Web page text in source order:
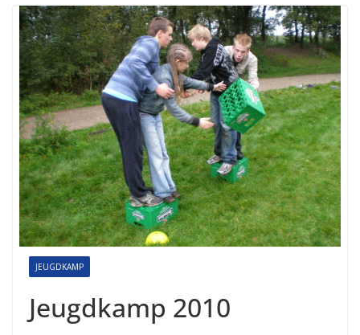
JEUGDKAMP
Jeugdkamp 2010